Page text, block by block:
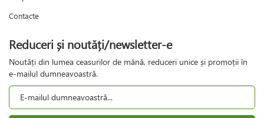
Contacte
Reduceri și noutăți/newsletter-e
Noutăți din lumea ceasurilor de mână, reduceri unice și promoții în
e-mailul dumneavoastră.